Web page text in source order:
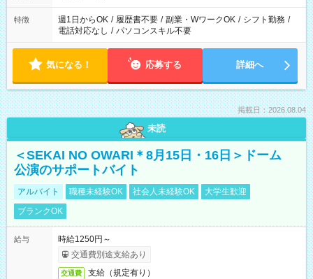
特徴 週1日からOK / 履歴書不要 / 副業・WワークOK / シフト勤務 /
電話対応なし / パソコンスキル不要
気になる！ 応募する 詳細へ
掲載日：2026.08.04
未読
＜SEKAI NO OWARI＊8月15日・16日＞ドーム
公演のサポートバイト
アルバイト 職種未経験OK 社会人未経験OK
大学生歓迎
ブランクOK
給与
時給1250円～
交通費別途支給あり
交通費 支給（規定有り）